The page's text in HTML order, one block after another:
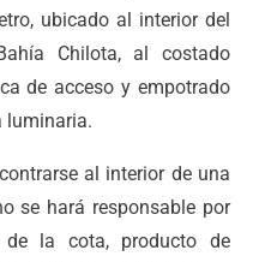
ubicado al interior del
Chilota, al costado
de acceso y empotrado
luminaria.
al interior de una
se hará responsable por
de la cota, producto de